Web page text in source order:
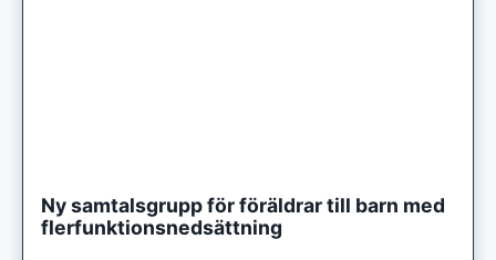
Ny samtalsgrupp för föräldrar till barn med
flerfunktionsnedsättning